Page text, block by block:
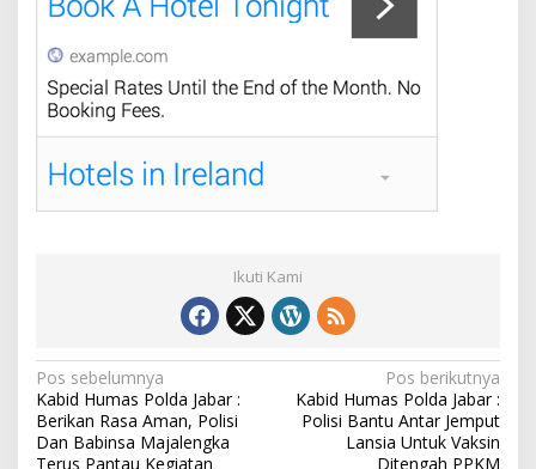
Ikuti Kami
N
a
v
Pos sebelumnya
Kabid Humas Polda Jabar :
Berikan Rasa Aman, Polisi
Dan Babinsa Majalengka
Terus Pantau Kegiatan
Pos berikutnya
Kabid Humas Polda Jabar :
Polisi Bantu Antar Jemput
Lansia Untuk Vaksin
Ditengah PPKM